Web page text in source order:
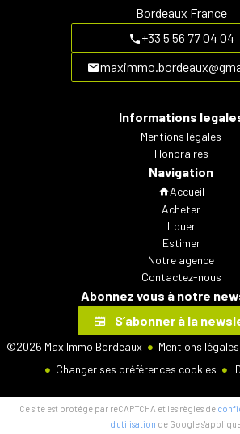
Bordeaux France
+33 5 56 77 04 04
Informations
Mentions légales
Honoraires
Navigation
Accueil
Acheter
Louer
Estimer
Notre agence
Contactez-nous
Abonnez vous à notre
S’abonner à la
©2026 Max Immo Bordeaux Mentions légales
Changer ses préférences cookies
Ce site est protégé par reCAPTCHA et les règles de
d'utilisation de Google